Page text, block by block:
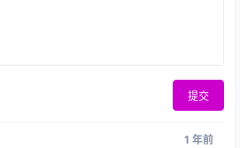
提交
1 年前